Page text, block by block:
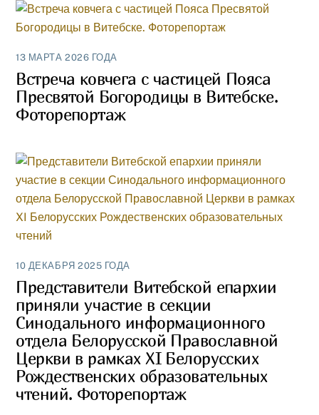
13 МАРТА 2026 ГОДА
Встреча ковчега с частицей Пояса
Пресвятой Богородицы в Витебске.
Фоторепортаж
10 ДЕКАБРЯ 2025 ГОДА
Представители Витебской епархии
приняли участие в секции
Синодального информационного
отдела Белорусской Православной
Церкви в рамках XI Белорусских
Рождественских образовательных
чтений. Фоторепортаж